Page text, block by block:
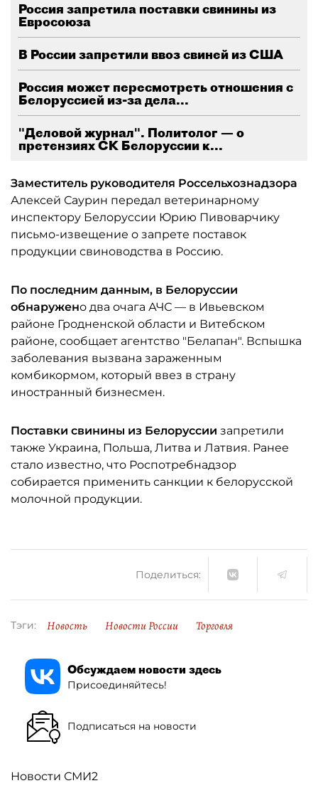
Россия запретила поставки свинины из
Евросоюза
В России запретили ввоз свиней из США
Россия может пересмотреть отношения с
Белоруссией из-за дела...
"Деловой журнал". Политолог — о
претензиях СК Белоруссии к...
Заместитель руководителя Россельхознадзора
Алексей Саурин передал ветеринарному
инспектору Белоруссии Юрию Пивоварчику
письмо-извещение о запрете поставок
продукции свиноводства в Россию.
По последним данным, в Белоруссии
обнаружено два очага АЧС — в Ивьевском
районе Гродненской области и Витебском
районе, сообщает агентство "Белапан". Вспышка
заболевания вызвана зараженным
комбикормом, который ввез в страну
иностранный бизнесмен.
Поставки свинины из Белоруссии запретили
также Украина, Польша, Литва и Латвия. Ранее
стало известно, что Роспотребнадзор
собирается применить санкции к белорусской
молочной продукции.
Поделиться:
Тэги: Новость Новости России Торговля
Обсуждаем новости здесь
Присоединяйтесь!
Подписаться на новости
Новости СМИ2